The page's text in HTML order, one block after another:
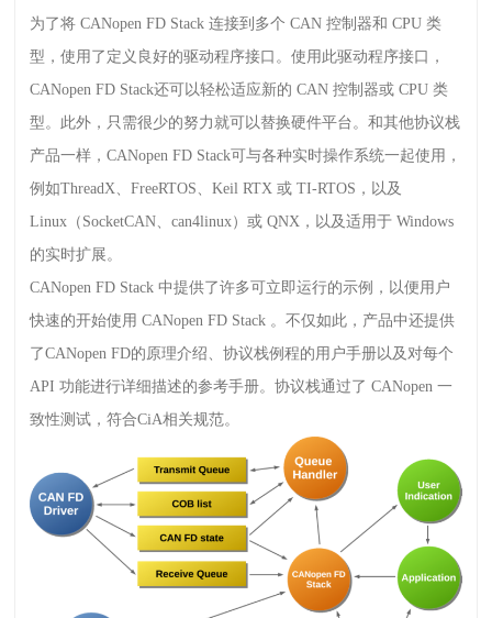
为了将 CANopen FD Stack连接到多个CAN控制器和CPU类
型，使用了定义良好的驱动程序接口。使用此驱动程序接口，
CANopen FD Stack还可以轻松适应新的CAN控制器或CPU类
型。此外，只需很少的努力就可以替换硬件平台。和其他协议栈
产品一样，CANopen FD Stack可与各种实时操作系统一起使用，
例如ThreadX、FreeRTOS 、Keil RTX或TI-RTOS ，以及
Linux （ SocketCAN、can4linux）或QNX ，以及适用于Windows
的实时扩展。
CANopen FD Stack中提供了许多可立即运行的示例，以便用户
快速的开始使用CANopen FD Stack 。不仅如此，产品中还提供
了CANopen FD的原理介绍、协议栈例程的用户手册以及对每个
API功能进行详细描述的参考手册。协议栈通过了CANopen一
致性测试，符合CiA相关规范。